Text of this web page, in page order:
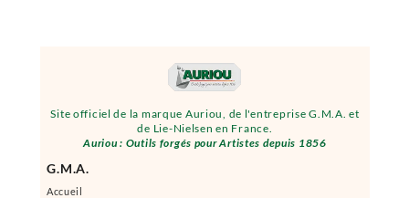
Site officiel de la marque Auriou, de l'entreprise G.M.A. et
de Lie-Nielsen en France.
Auriou : Outils forgés pour Artistes depuis 1856
G.M.A.
Accueil